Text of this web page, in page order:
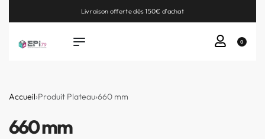
Livraison offerte dès 150€ d'achat
0
Accueil›Produit Plateau›660 mm
660 mm